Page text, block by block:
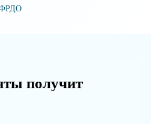
ФРДО
получит